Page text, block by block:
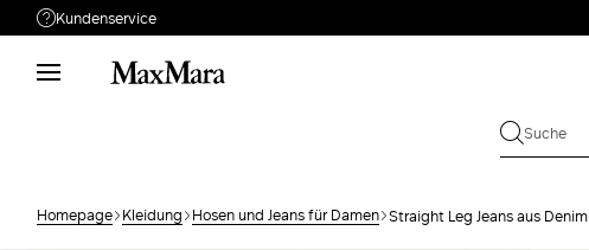
Kundenservice
Brauchen Sie Unterstützung?
Telefon: Mo-Fr 9 - 18
Anfrage
Homepage Kleidung Hosen und Jeans für Damen Straight Leg Jeans aus Denim